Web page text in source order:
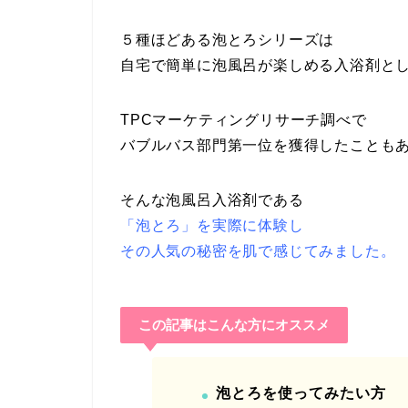
５種ほどある泡とろシリーズは
自宅で簡単に泡風呂が楽しめる入浴剤と
TPCマーケティングリサーチ調べで
バブルバス部門第一位を獲得したことも
そんな泡風呂入浴剤である
「泡とろ」を実際に体験し
その人気の秘密を肌で感じてみました。
この記事はこんな方にオススメ
泡とろを使ってみたい方